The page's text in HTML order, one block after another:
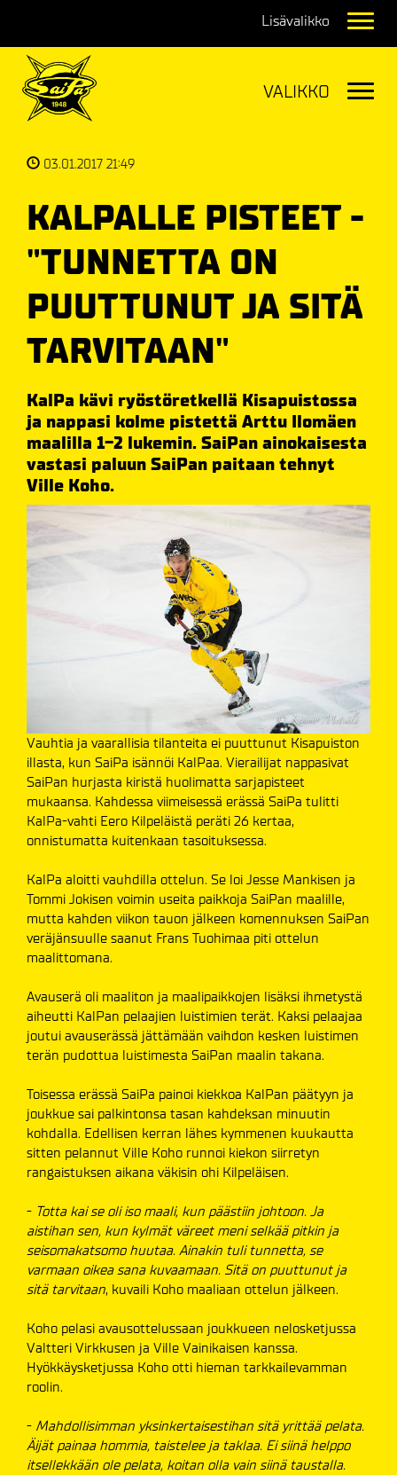
03.01.2017 21:49
KALPALLE PISTEET -
"TUNNETTA ON
PUUTTUNUT JA SITÄ
TARVITAAN"
KalPa kävi ryöstöretkellä Kisapuistossa
ja nappasi kolme pistettä Arttu Ilomäen
maalilla 1-2 lukemin. SaiPan ainokaisesta
vastasi paluun SaiPan paitaan tehnyt
Ville Koho.
Vauhtia ja vaarallisia tilanteita ei puuttunut Kisapuiston
illasta, kun SaiPa isännöi KalPaa. Vierailijat nappasivat
SaiPan hurjasta kiristä huolimatta sarjapisteet
mukaansa. Kahdessa viimeisessä erässä SaiPa tulitti
KalPa-vahti Eero Kilpeläistä peräti 26 kertaa,
onnistumatta kuitenkaan tasoituksessa.
KalPa aloitti vauhdilla ottelun. Se loi Jesse Mankisen ja
Tommi Jokisen voimin useita paikkoja SaiPan maalille,
mutta kahden viikon tauon jälkeen komennuksen SaiPan
veräjänsuulle saanut Frans Tuohimaa piti ottelun
maalittomana.
Avauserä oli maaliton ja maalipaikkojen lisäksi ihmetystä
aiheutti KalPan pelaajien luistimien terät. Kaksi pelaajaa
joutui avauserässä jättämään vaihdon kesken luistimen
terän pudottua luistimesta SaiPan maalin takana.
Toisessa erässä SaiPa painoi kiekkoa KalPan päätyyn ja
joukkue sai palkintonsa tasan kahdeksan minuutin
kohdalla. Edellisen kerran lähes kymmenen kuukautta
sitten pelannut Ville Koho runnoi kiekon siirretyn
rangaistuksen aikana väkisin ohi Kilpeläisen.
- Totta kai se oli iso maali, kun päästiin johtoon. Ja
aistihan sen, kun kylmät väreet meni selkää pitkin ja
seisomakatsomo huutaa. Ainakin tuli tunnetta, se
varmaan oikea sana kuvaamaan. Sitä on puuttunut ja
sitä tarvitaan, kuvaili Koho maaliaan ottelun jälkeen.
Koho pelasi avausottelussaan joukkueen nelosketjussa
Valtteri Virkkusen ja Ville Vainikaisen kanssa.
Hyökkäysketjussa Koho otti hieman tarkkailevamman
roolin.
- Mahdollisimman yksinkertaisestihan sitä yrittää pelata.
Äijät painaa hommia, taistelee ja taklaa. Ei siinä helppo
itsellekkään ole pelata, koitan olla vain siinä taustalla.